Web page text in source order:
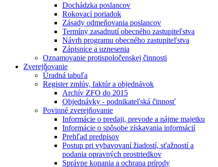
Dochádzka poslancov
Rokovací poriadok
Zásady odmeňovania poslancov
Termíny zasadnutí obecného zastupiteľstva
Návrh programu obecného zastupiteľstva
Zápisnice a uznesenia
Oznamovanie protispoločenskej činnosti
Zverejňovanie
Úradná tabuľa
Register zmlúv, faktúr a objednávok
Archív ZFO do 2015
Objednávky - podnikateľská činnosť
Povinné zverejňovanie
Informácie o predaji, prevode a nájme majetku
Informácie o spôsobe získavania informácií
Prehľad predpisov
Postup pri vybavovaní žiadostí, sťažností a
podania opravných prostriedkov
Správne konania a ochrana prírody